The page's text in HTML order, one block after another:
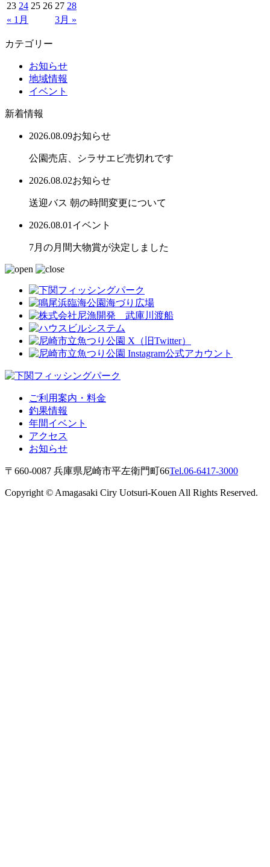
« 1月 3月 »
23 24 25 26 27 28
カテゴリー
お知らせ
地域情報
イベント
新着情報
2026.08.09お知らせ
公園売店、シラサエビ売切れです
2026.08.02お知らせ
送迎バス 朝の時間変更について
2026.08.01 イベント
7月の月間大物賞が決定しました
ご利用案内・料金
釣果情報
年間イベント
アクセス
お知らせ
〒660-0087 兵庫県尼崎市平左衛門町66Tel.06-6417-3000
Copyright © Amagasaki Ciry Uotsuri-Kouen All Rights Reserved.